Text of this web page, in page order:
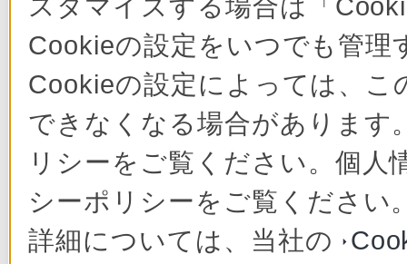
お問い合わせ
わせ
付属品の購入
製品の登録
詳しくはこち
ペイ・パー・ビュ
びに支払う」の意
1日ずつ契約でき
※ 2012年10月よ
アムサービス」
詳しくは、スカ
スタマイズする場合は「
Cookieの設定をいつでも管
Cookieの設定によっては、
できなくなる場合があります
リシーをご覧ください。個人
シーポリシーをご覧ください
詳細については、当社の